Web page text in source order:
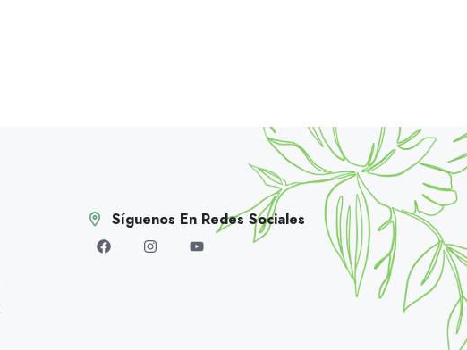
Síguenos En Redes Sociales